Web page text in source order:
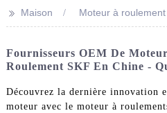
>> Maison Moteur à
Fournisseurs OEM De
Roulement SKF En Chine -
Découvrez la dernière innovation
moteur avec le moteur à